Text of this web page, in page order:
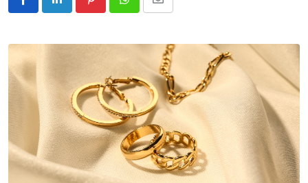
PinterestWhatsappShare
Email